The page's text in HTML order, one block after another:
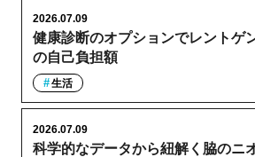
健康診断のオプションでレントゲ
の自己負担額
2026.07.09
生活
科学的なデータから紐解く脇のニ
2026.07.09